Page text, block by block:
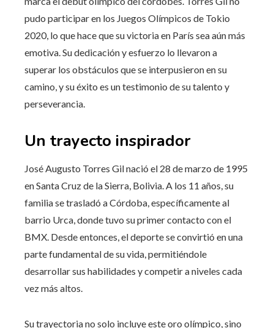
pudo participar en los Juegos Olímpicos de Tokio
2020, lo que hace que su victoria en París sea aún más
emotiva. Su dedicación y esfuerzo lo llevaron a
superar los obstáculos que se interpusieron en su
camino, y su éxito es un testimonio de su talento y
perseverancia.
Un trayecto inspirador
José Augusto Torres Gil nació el 28 de marzo de 1995
en Santa Cruz de la Sierra, Bolivia. A los 11 años, su
familia se trasladó a Córdoba, específicamente al
barrio Urca, donde tuvo su primer contacto con el
BMX. Desde entonces, el deporte se convirtió en una
parte fundamental de su vida, permitiéndole
desarrollar sus habilidades y competir a niveles cada
vez más altos.
Su trayectoria no solo incluye este oro olímpico, sino